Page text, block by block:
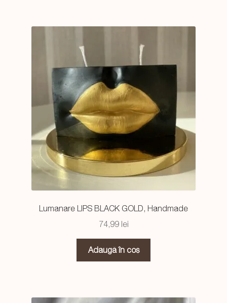
Lumanare LIPS BLACK GOLD, Handmade
74,99 lei
Adaugă în coș